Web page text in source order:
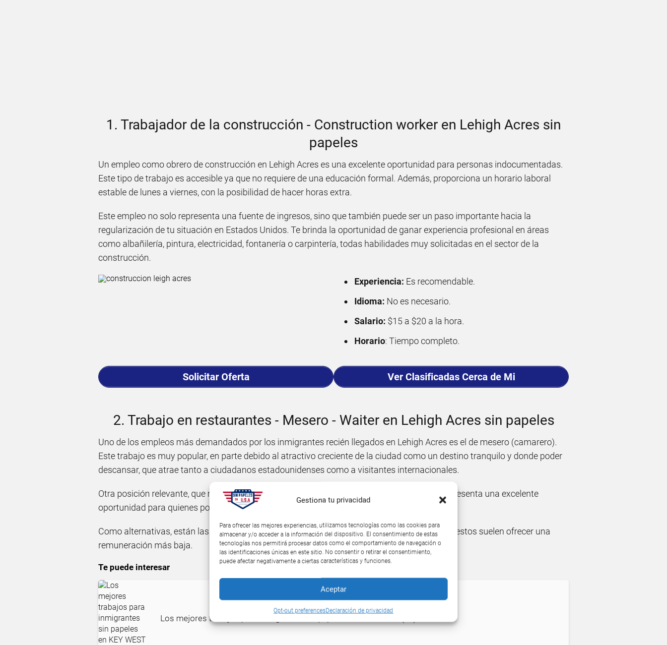
Gestiona tu privacidad
Para ofrecer las mejores experiencias, utilizamos tecnologías como las cookies para
almacenar y/o acceder a la información del dispositivo. El consentimiento de estas
tecnologías nos permitirá procesar datos como el comportamiento de navegación o
las identificaciones únicas en este sitio. No consentir o retirar el consentimiento,
puede afectar negativamente a ciertas características y funciones.
Aceptar
Opt-out preferencesDeclaración de privacidad
1. Trabajador de la construcción - Construction worker en Lehigh Acres sin
papeles
Un empleo como obrero de construcción en Lehigh Acres es una excelente oportunidad para personas indocumentadas.
Este tipo de trabajo es accesible ya que no requiere de una educación formal. Además, proporciona un horario laboral
estable de lunes a viernes, con la posibilidad de hacer horas extra.
Este empleo no solo representa una fuente de ingresos, sino que también puede ser un paso importante hacia la
regularización de tu situación en Estados Unidos. Te brinda la oportunidad de ganar experiencia profesional en áreas
como albañilería, pintura, electricidad, fontanería o carpintería, todas habilidades muy solicitadas en el sector de la
construcción.
Experiencia: Es recomendable.
Idioma: No es necesario.
Salario: $15 a $20 a la hora.
Horario: Tiempo completo.
Solicitar Oferta Ver Clasificadas Cerca de Mi
2. Trabajo en restaurantes - Mesero - Waiter en Lehigh Acres sin papeles
Uno de los empleos más demandados por los inmigrantes recién llegados en Lehigh Acres es el de mesero (camarero).
Este trabajo es muy popular, en parte debido al atractivo creciente de la ciudad como un destino tranquilo y donde poder
descansar, que atrae tanto a ciudadanos estadounidenses como a visitantes internacionales.
Otra posición relevante, que requiere más experiencia y habilidad, es la de
. Esta representa una excelente
oportunidad para quienes poseen conocimientos culinarios y experiencia en cocina.
Como alternativas, están las opciones deayudante de cocina o lavaplatos, aunque estos puestos suelen ofrecer una
remuneración más baja.
Te puede interesar
Los mejores trabajos para inmigrantes sin papeles en KEY WEST (FL)